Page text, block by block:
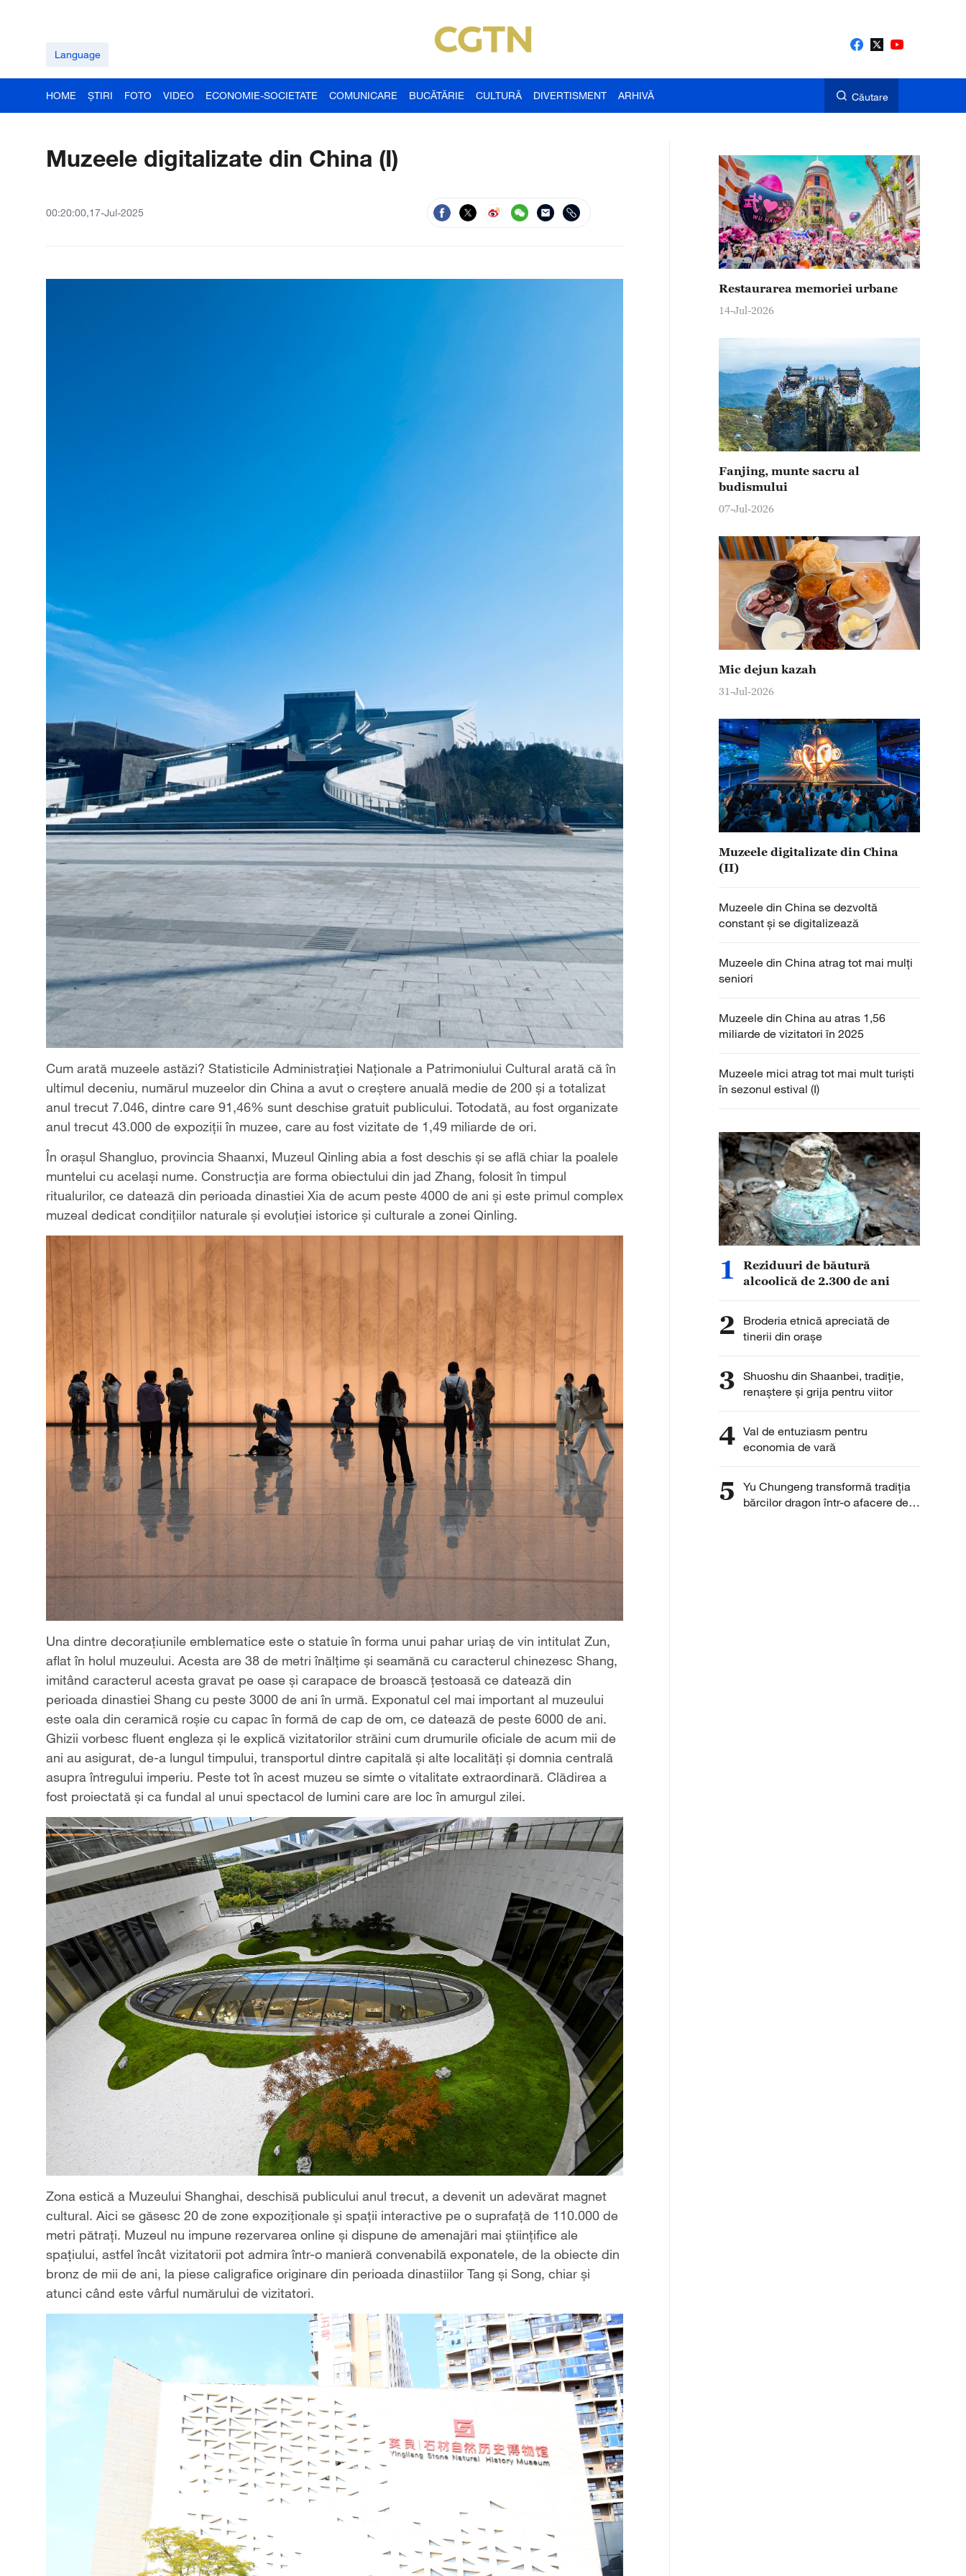
Language
HOME ȘTIRI FOTO VIDEO ECONOMIE-SOCIETATE COMUNICARE BUCĂTĂRIE CULTURĂ DIVERTISMENT ARHIVĂ Căutare
Muzeele digitalizate din China (I)
00:20:00,17-Jul-2025
Cum arată muzeele astăzi? Statisticile Administrației Naționale a Patrimoniului Cultural arată că în
ultimul deceniu, numărul muzeelor din China a avut o creștere anuală medie de 200 și a totalizat
anul trecut 7.046, dintre care 91,46% sunt deschise gratuit publicului. Totodată, au fost organizate
anul trecut 43.000 de expoziții în muzee, care au fost vizitate de 1,49 miliarde de ori.
În orașul Shangluo, provincia Shaanxi, Muzeul Qinling abia a fost deschis și se află chiar la poalele
muntelui cu același nume. Construcția are forma obiectului din jad Zhang, folosit în timpul
ritualurilor, ce datează din perioada dinastiei Xia de acum peste 4000 de ani și este primul complex
muzeal dedicat condițiilor naturale și evoluției istorice și culturale a zonei Qinling.
Una dintre decorațiunile emblematice este o statuie în forma unui pahar uriaș de vin intitulat Zun,
aflat în holul muzeului. Acesta are 38 de metri înălțime și seamănă cu caracterul chinezesc Shang,
imitând caracterul acesta gravat pe oase și carapace de broască țestoasă ce datează din
perioada dinastiei Shang cu peste 3000 de ani în urmă. Exponatul cel mai important al muzeului
este oala din ceramică roșie cu capac în formă de cap de om, ce datează de peste 6000 de ani.
Ghizii vorbesc fluent engleza și le explică vizitatorilor străini cum drumurile oficiale de acum mii de
ani au asigurat, de-a lungul timpului, transportul dintre capitală și alte localități și domnia centrală
asupra întregului imperiu. Peste tot în acest muzeu se simte o vitalitate extraordinară. Clădirea a
fost proiectată și ca fundal al unui spectacol de lumini care are loc în amurgul zilei.
Zona estică a Muzeului Shanghai, deschisă publicului anul trecut, a devenit un adevărat magnet
cultural. Aici se găsesc 20 de zone expoziționale și spații interactive pe o suprafață de 110.000 de
metri pătrați. Muzeul nu impune rezervarea online și dispune de amenajări mai științifice ale
spațiului, astfel încât vizitatorii pot admira într-o manieră convenabilă exponatele, de la obiecte din
bronz de mii de ani, la piese caligrafice originare din perioada dinastiilor Tang și Song, chiar și
atunci când este vârful numărului de vizitatori.
Restaurarea memoriei urbane
14-Jul-2026
Fanjing, munte sacru al
budismului
07-Jul-2026
Mic dejun kazah
31-Jul-2026
Muzeele digitalizate din China
(II)
Muzeele din China se dezvoltă
constant și se digitalizează
Muzeele din China atrag tot mai mulți
seniori
Muzeele din China au atras 1,56
miliarde de vizitatori în 2025
Muzeele mici atrag tot mai mult turiști
în sezonul estival (I)
1
Reziduuri de băutură
alcoolică de 2.300 de ani
2
Broderia etnică apreciată de
tinerii din orașe
3 Shuoshu din Shaanbei, tradiție,
renaștere și grija pentru viitor
4 Val de entuziasm pentru
economia de vară
5
Yu Chungeng transformă tradiția
bărcilor dragon într-o afacere de